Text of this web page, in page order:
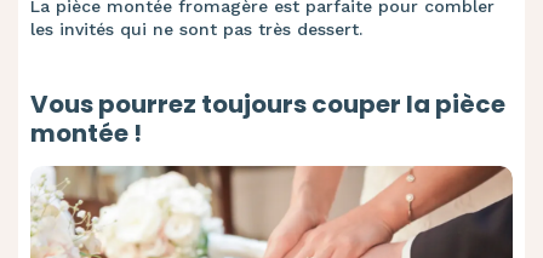
La pièce montée fromagère est parfaite pour combler
les invités qui ne sont pas très dessert.
Vous pourrez toujours couper la pièce
montée !